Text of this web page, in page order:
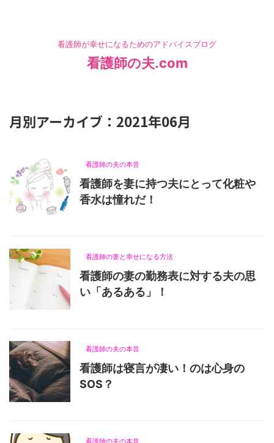
看護師が幸せになるためのアドバイスブログ
看護師の夫.com
月別アーカイブ：2021年06月
看護師の夫の本音
看護師を妻に持つ夫にとって化粧や
香水は憧れだ！
看護師の妻と幸せになる方法
看護師の妻の勤務表に対する夫の思
い「あるある」！
看護師の夫の本音
看護師は寝言が凄い！のは心身の
SOS？
看護師の夫の本音